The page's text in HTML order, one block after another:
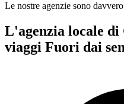
Le nostre agenzie sono davvero
L'agenzia locale di
viaggi Fuori dai